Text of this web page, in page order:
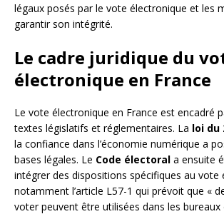
légaux posés par le vote électronique et les
garantir son intégrité.
Le cadre juridique du
électronique en France
Le vote électronique en France est encadré
textes législatifs et réglementaires. La loi du
la confiance dans l’économie numérique a
bases légales. Le Code électoral a ensuite
intégrer des dispositions spécifiques au vote
notamment l’article L57-1 qui prévoit que «
voter peuvent être utilisées dans les bureaux